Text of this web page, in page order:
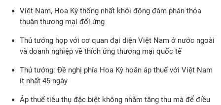
Việt Nam, Hoa Kỳ thống nhất khởi động đàm phán thỏa
thuận thương mại đối ứng
Thủ tướng họp với cơ quan đại diện Việt Nam ở nước ngoài
và doanh nghiệp về thích ứng thương mại quốc tế
Thủ tướng: Đề nghị phía Hoa Kỳ hoãn áp thuế với Việt Nam
ít nhất 45 ngày
Áp thuế tiêu thụ đặc biệt không nhằm tăng thu mà để điều